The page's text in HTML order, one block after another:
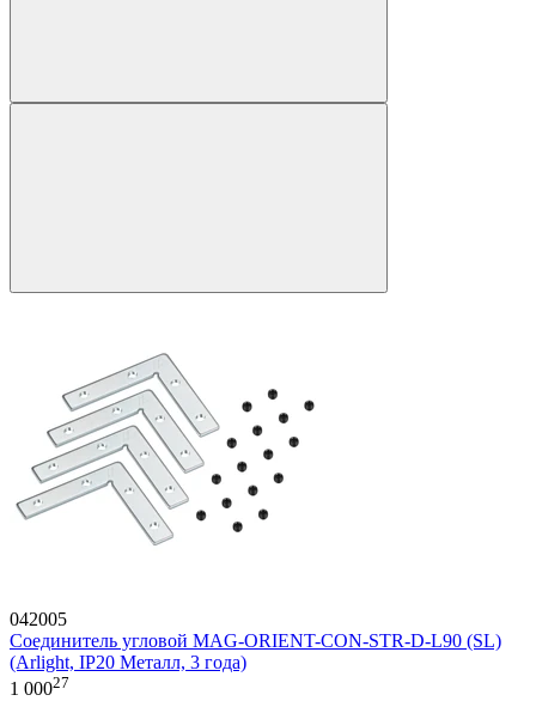
042005
Соединитель угловой MAG-ORIENT-CON-STR-D-L90 (SL)
(Arlight, IP20 Металл, 3 года)
1 00027